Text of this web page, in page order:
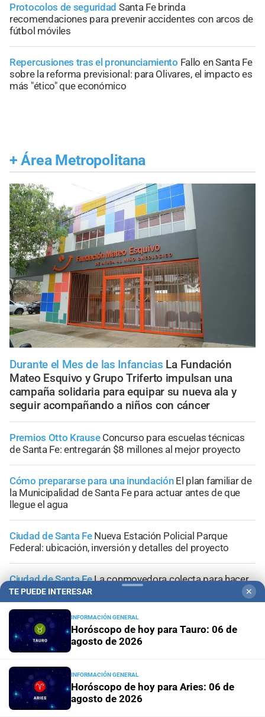
Protocolos de seguridad Santa Fe brinda
recomendaciones para prevenir accidentes con arcos de
fútbol móviles
Repercusiones tras el pronunciamiento Fallo en Santa Fe
sobre la reforma previsional: para Olivares, el impacto es
más "ético" que económico
+ Área Metropolitana
Durante el Mes de las Infancias La Fundación
Mateo Esquivo y Grupo Triferto impulsan una
campaña solidaria para equipar su nueva ala y
seguir acompañando a niños con cáncer
Premios Otto Krause Concurso para escuelas técnicas
de Santa Fe: entregarán $8 millones al mejor proyecto
Cómo prepararse para una inundación El plan familiar de
la Municipalidad de Santa Fe para actuar antes de que
llegue el agua
Ciudad de Santa Fe Nueva Estación Policial Parque
Federal: ubicación, inversión y detalles del proyecto
Ciudad de Santa FeLa conmovedora colecta para hacer
el piso a la casita donde viven dos niñas con saturnismo
+Sucesos
TE PUEDE INTERESAR ✕
INFORMACIÓN GENERAL
Horóscopo de hoy para Tauro: 06 de
agosto de 2026
INFORMACIÓN GENERAL
Horóscopo de hoy para Aries: 06 de
agosto de 2026